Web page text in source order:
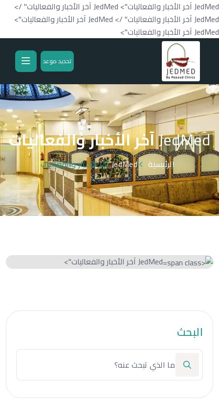
JedMed آخر الأخبار والفعاليات">
JedMed آخر الأخبار والفعاليات" />
JedMed آخر الأخبار والفعاليات" />
JedMed آخر الأخبار والفعاليات">
JedMed آخر الأخبار والفعاليات">
تحديد موعد
JedMedآخر الأخبار والفعاليات
الرئيسية JedMedآخر الأخبار والفعاليات
JedMed آخر الأخبار والفعاليات">
البحث